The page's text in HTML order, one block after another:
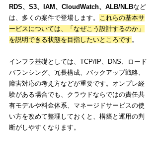
RDS、S3、IAM、CloudWatch、ALB/NLBなど
は、多くの案件で登場します。 これらの基本サ
ービスについては、「なぜこう設計するのか」
を説明できる状態を目指したいところです。
インフラ基礎としては、TCP/IP、DNS、ロード
バランシング、冗長構成、バックアップ戦略、
障害対応の考え方などが重要です。オンプレ経
験がある場合でも、クラウドならではの責任共
有モデルや料金体系、マネージドサービスの使
い方を改めて整理しておくと、構築と運用の判
断がしやすくなります。